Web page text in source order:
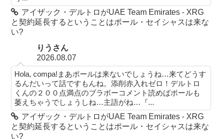
アイザック・デルトロがUAE Team Emirates - XRG
と契約延長するということはポール・セイシャスは来な
い?
りうさん
2026.08.07
Hola, compa!まあポールは来ないでしょうね…来てどうす
るんだいって話ですもんね。添削赤入れゼロ！デルトロ
くんの２００点満点のブラボーコメント読めばポールも
萎えちゃうでしょうしね…主語がね…『...
アイザック・デルトロがUAE Team Emirates - XRG
と契約延長するということはポール・セイシャスは来な
い?